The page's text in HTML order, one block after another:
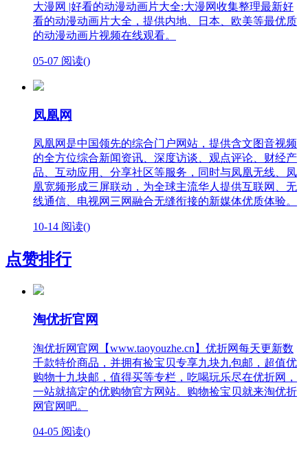
大漫网 |好看的动漫动画片大全:大漫网收集整理最新好
看的动漫动画片大全，提供内地、日本、欧美等最优质
的动漫动画片视频在线观看。
05-07 阅读()
凤凰网
凤凰网是中国领先的综合门户网站，提供含文图音视频
的全方位综合新闻资讯、深度访谈、观点评论、财经产
品、互动应用、分享社区等服务，同时与凤凰无线、凤
凰宽频形成三屏联动，为全球主流华人提供互联网、无
线通信、电视网三网融合无缝衔接的新媒体优质体验。
10-14 阅读()
点赞排行
淘优折官网
淘优折网官网【www.taoyouzhe.cn】优折网每天更新数
千款特价商品，并拥有捡宝贝专享九块九包邮，超值优
购物十九块邮，值得买等专栏，吃喝玩乐尽在优折网，
一站就搞定的优购物官方网站。购物捡宝贝就来淘优折
网官网吧。
04-05 阅读()